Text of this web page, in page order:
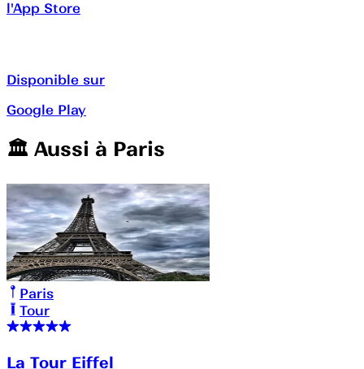
l'App Store
Disponible sur
Google Play
🏛️️ Aussi à Paris
Paris
Tour
La Tour Eiffel